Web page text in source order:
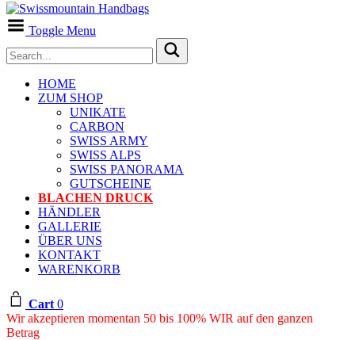
Toggle Menu
HOME
ZUM SHOP
UNIKATE
CARBON
SWISS ARMY
SWISS ALPS
SWISS PANORAMA
GUTSCHEINE
BLACHEN DRUCK
HÄNDLER
GALLERIE
ÜBER UNS
KONTAKT
WARENKORB
Cart 0
Wir akzeptieren momentan 50 bis 100% WIR auf den ganzen
Betrag